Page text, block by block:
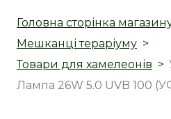
Головна сторінка
Мешканці тераріуму
Товари для хамелеонів
Лампа 26W 5.0 UVB 100